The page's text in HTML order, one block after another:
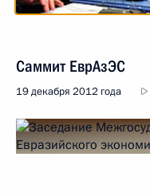
Саммит ЕврАзЭС
19 декабря 2012 года